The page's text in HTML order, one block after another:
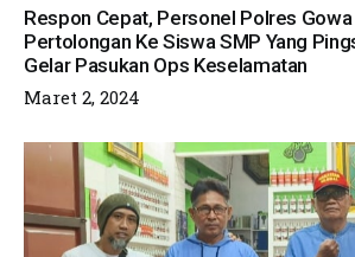
Respon Cepat, Personel Polres
Pertolongan Ke Siswa SMP Yang
Gelar Pasukan Ops Keselamatan
Maret 2, 2024